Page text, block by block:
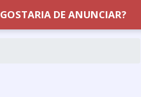
GOSTARIA DE ANUNCIAR?